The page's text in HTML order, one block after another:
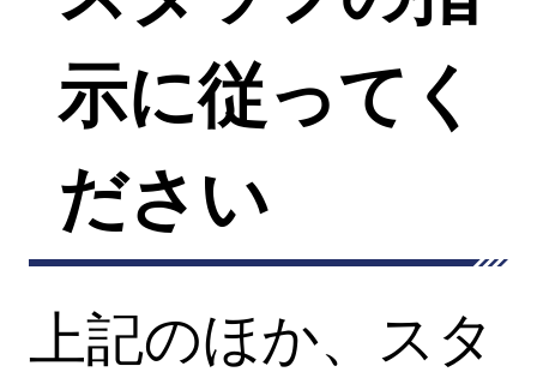
示に従ってく
ださい
上記のほか、スタ